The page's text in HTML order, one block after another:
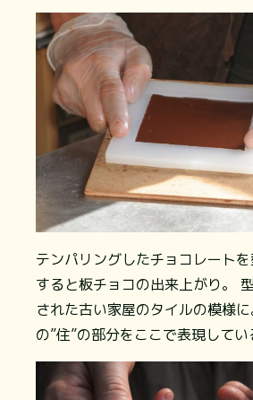
テンパリングしたチョコレート
すると板チョコの出来上がり。
された古い家屋のタイルの模様
の”住”の部分をここで表現してい